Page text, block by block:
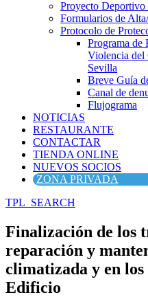
Proyecto
Formularios de
Protocolo de
Programa de
Violencia del
Sevilla
Breve Guía
Canal de
Flujograma
NOTICIAS
RESTAURANTE
CONTACTAR
TIENDA ONLINE
NUEVOS SOCIOS
ZONA PRIVADA
TPL_SEARCH
Finalización de los
reparación y
climatizada y en
Edificio